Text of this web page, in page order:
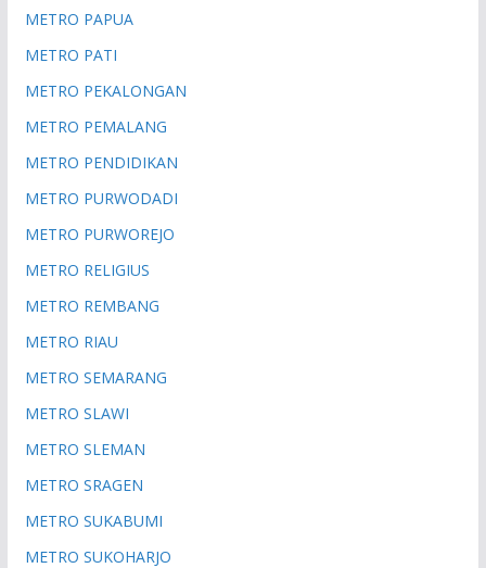
METRO PAPUA
METRO PATI
METRO PEKALONGAN
METRO PEMALANG
METRO PENDIDIKAN
METRO PURWODADI
METRO PURWOREJO
METRO RELIGIUS
METRO REMBANG
METRO RIAU
METRO SEMARANG
METRO SLAWI
METRO SLEMAN
METRO SRAGEN
METRO SUKABUMI
METRO SUKOHARJO